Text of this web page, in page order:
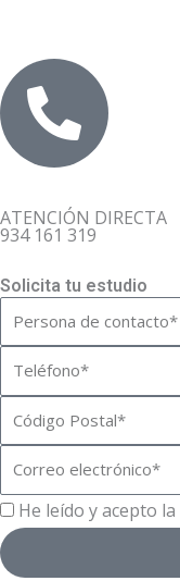
ATENCIÓN DIRECTA
934 161 319
Solicita tu estudio
Nombre
Teléfono
Código
Postal
Correo
electrónico
RGPDHe leído y acepto la